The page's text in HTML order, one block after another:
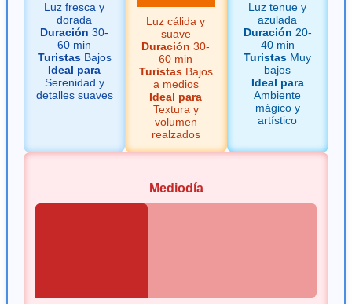
Luz fresca y
dorada
Duración 30-
60 min
TuristasBajos
Ideal para
Serenidad y
detalles suaves
Luz cálida y
suave
Duración 30-
60 min
TuristasBajos
a medios
Ideal para
Textura y
volumen
realzados
Luz tenue y
azulada
Duración 20-
40 min
Turistas Muy
bajos
Ideal para
Ambiente
mágico y
artístico
Mediodía